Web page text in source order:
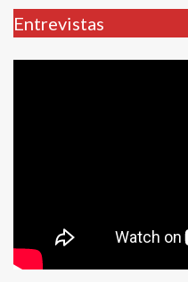
Entrevistas